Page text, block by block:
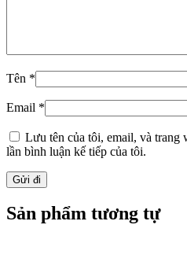
Tên *
Email *
Lưu tên của tôi, email, và trang
lần bình luận kế tiếp của tôi.
Sản phẩm tương tự